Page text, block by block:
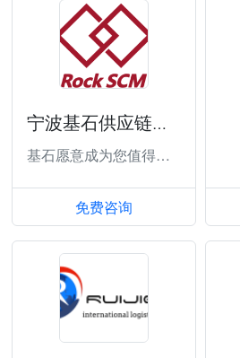
宁波基石供应链管理有限公司
基石愿意成为您值得信赖的跨境电商物流服务
免费咨询